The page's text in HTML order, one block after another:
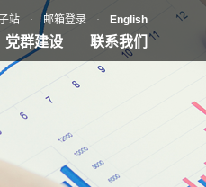
站 · 邮箱登录 · English
党群建设 联系我们